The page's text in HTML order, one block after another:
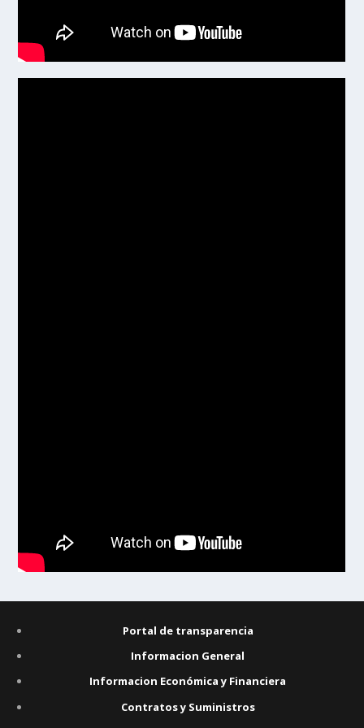
Portal de transparencia
Informacion General
Informacion Económica y Financiera
Contratos y Suministros